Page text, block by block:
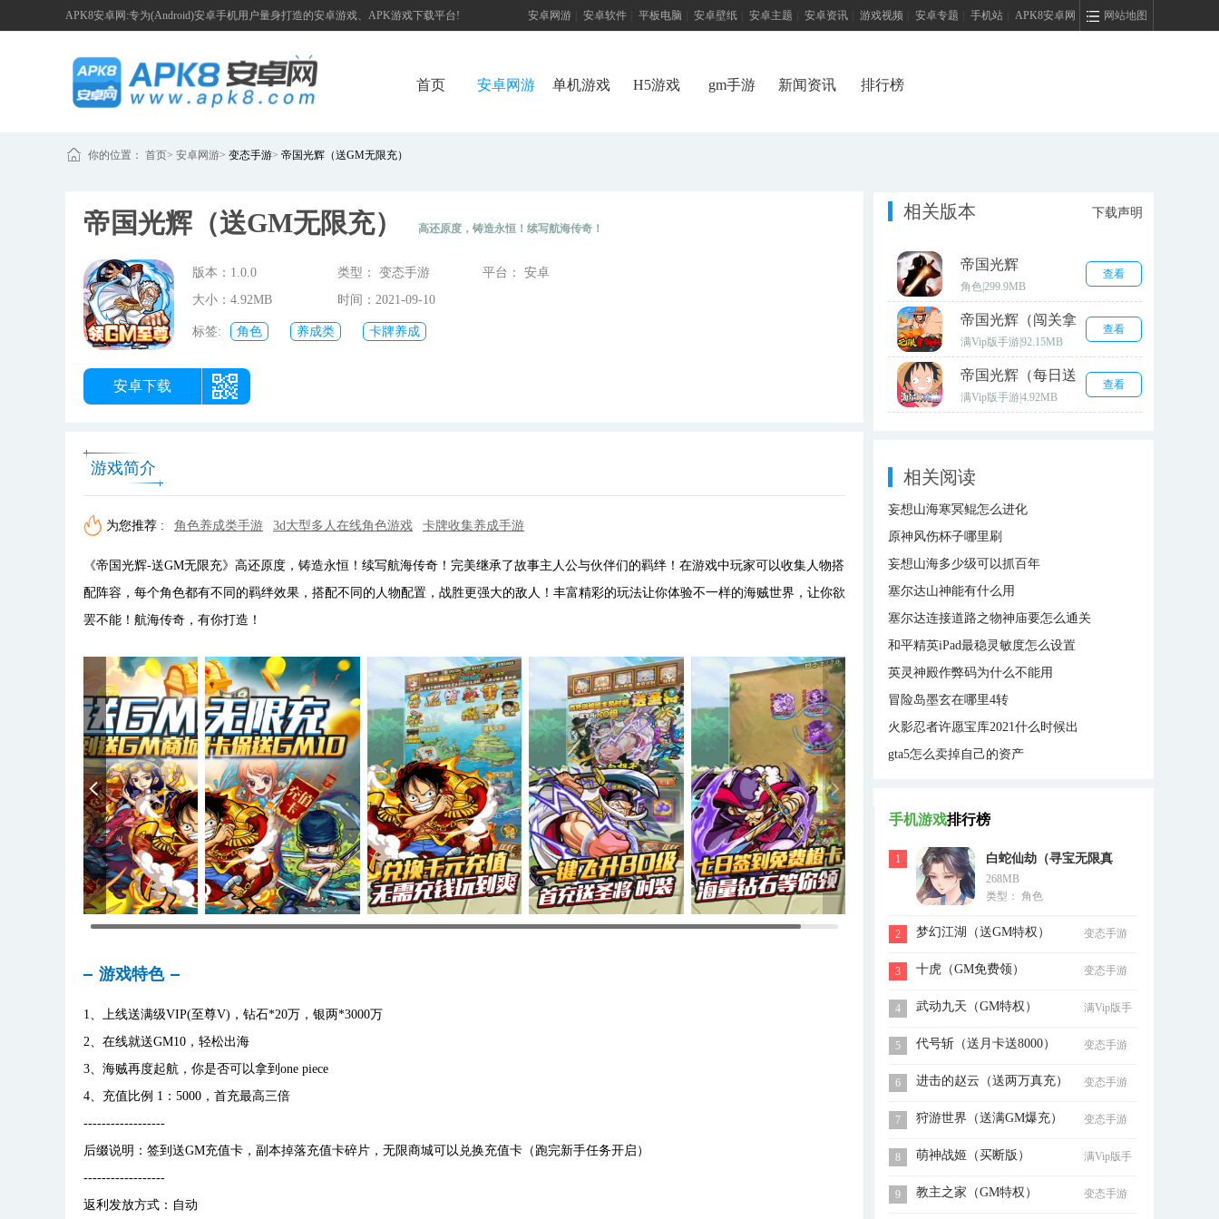
APK8安卓网:专为(Android)安卓手机用户量身打造的安卓游戏、APK游戏下载平台! 网站地图
安卓网游 安卓软件 平板电脑 安卓壁纸 安卓主题 安卓资讯 游戏视频 安卓专题 手机站 APK8安卓网
首页 安卓网游 单机游戏 H5游戏 gm手游 新闻资讯 排行榜
你的位置： 首页> 安卓网游> 变态手游> 帝国光辉（送GM无限充）
帝国光辉（送GM无限充） 高还原度，铸造永恒！续写航海传奇！
版本：1.0.0 类型： 变态手游
平台： 安卓
大小：4.92MB
时间：2021-09-10
17:15:56
标签: 角色 养成类 卡牌养成
安卓下载
游戏简介
为您推荐 : 角色养成类手游 3d大型多人在线角色游戏 卡牌收集养成手游
《帝国光辉-送GM无限充》高还原度，铸造永恒！续写航海传奇！完美继承了故事主人公与伙伴们的羁绊！在游戏中玩家可以收集人物搭
配阵容，每个角色都有不同的羁绊效果，搭配不同的人物配置，战胜更强大的敌人！丰富精彩的玩法让你体验不一样的海贼世界，让你欲
罢不能！航海传奇，有你打造！
游戏特色
1、上线送满级VIP(至尊V)，钻石*20万，银两*3000万
2、在线就送GM10，轻松出海
3、海贼再度起航，你是否可以拿到one piece
4、充值比例 1：5000，首充最高三倍
------------------
后缀说明：签到送GM充值卡，副本掉落充值卡碎片，无限商城可以兑换充值卡（跑完新手任务开启）
------------------
返利发放方式：自动
相关版本 下载声明
帝国光辉
角色299.9MB
查看
帝国光辉（闯关拿
充值）
满Vip版手游92.15MB
查看
帝国光辉（每日送
1000R）
满Vip版手游4.92MB
查看
相关阅读
妄想山海寒冥鲲怎么进化
原神风伤杯子哪里刷
妄想山海多少级可以抓百年
塞尔达山神能有什么用
塞尔达连接道路之物神庙要怎么通关
和平精英iPad最稳灵敏度怎么设置
英灵神殿作弊码为什么不能用
冒险岛墨玄在哪里4转
火影忍者许愿宝库2021什么时候出
gta5怎么卖掉自己的资产
手机游戏排行榜
1
白蛇仙劫（寻宝无限真
充）
268MB
类型： 角色
2 梦幻江湖（送GM特权） 变态手游
3 十虎（GM免费领） 变态手游
4 武动九天（GM特权）
满Vip版手
5
代号斩（送月卡送8000） 变态手游
6 进击的赵云（送两万真充） 变态手游
7 狩游世界（送满GM爆充） 变态手游
8 萌神战姬（买断版）
满Vip版手
9
教主之家（GM特权） 变态手游